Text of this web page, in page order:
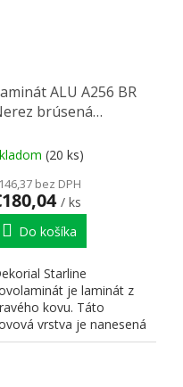
ALU A256 BR
brúsená
(20 ks)
bez DPH
/ ks
Do košíka
Starline
je laminát z
kovu. Táto
vrstva je nanesená
jadro z